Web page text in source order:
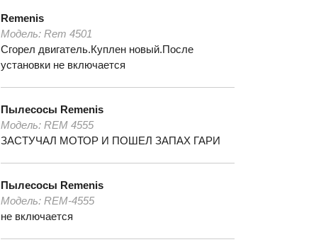
Remenis
Модель: Rem 4501
Сгорел двигатель.Куплен новый.После
установки не включается
Пылесосы Remenis
Модель: REM 4555
ЗАСТУЧАЛ МОТОР И ПОШЕЛ ЗАПАХ ГАРИ
Пылесосы Remenis
Модель: REM-4555
не включается